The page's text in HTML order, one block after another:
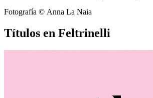
Fotografía © Anna La Naia
Títulos en Feltrinelli